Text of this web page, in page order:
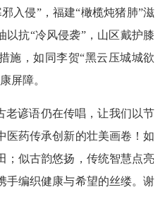
侵”，福建“橄榄炖猪肺”滋
以抗“冷风侵袭”，山区戴护膝
施，如同李贺“黑云压城城欲
屏障。
谚语仍在传唱，让我们以节
医药传承创新的壮美画卷！如
；似古韵悠扬，传统智慧点亮
手编织健康与希望的丝缕。谢